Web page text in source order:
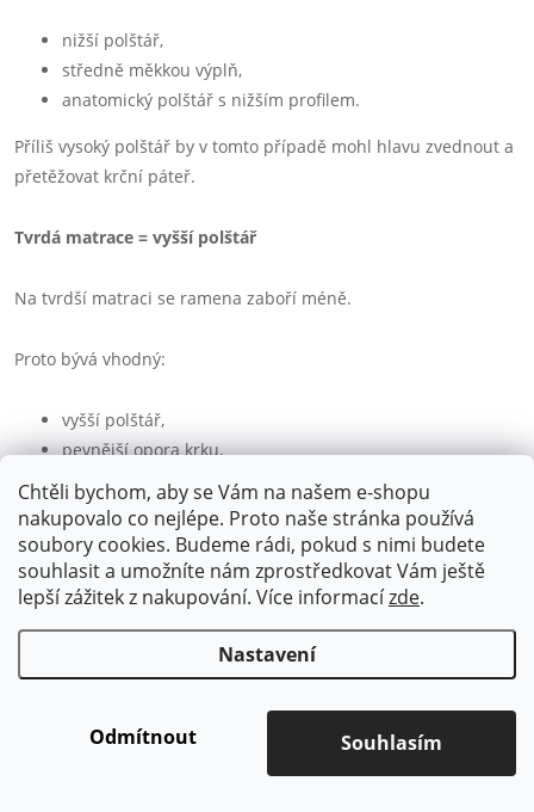
Chtěli bychom, aby se Vám na našem e-shopu
nakupovalo co nejlépe. Proto naše stránka používá
soubory cookies. Budeme rádi, pokud s nimi budete
souhlasit a umožníte nám zprostředkovat Vám ještě
lepší zážitek z nakupování. Více informacízde.
Nastavení
Odmítnout Souhlasím
nižší polštář,
středně měkkou výplň,
anatomický polštář s nižším profilem.
Příliš vysoký polštář by v tomto případě mohl hlavu zvednout a
přetěžovat krční páteř.
Tvrdá matrace = vyšší polštář
Na tvrdší matraci se ramena zaboří méně.
Proto bývá vhodný:
vyšší polštář,
pevnější opora krku,
anatomický polštář s vyšší vlnou.
Vyšší polštář vyplní prostor mezi ramenem a hlavou a pomůže
udržet páteř v rovině.
Podle polohy při spánku
Spánek na boku
Nejčastěji vyžaduje: